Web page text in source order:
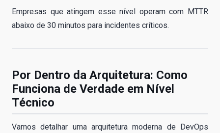
Empresas que atingem esse nível operam com MTTR
abaixo de 30 minutos para incidentes críticos.
Por Dentro da Arquitetura: Como
Funciona de Verdade em Nível
Técnico
Vamos detalhar uma arquitetura moderna de DevOps